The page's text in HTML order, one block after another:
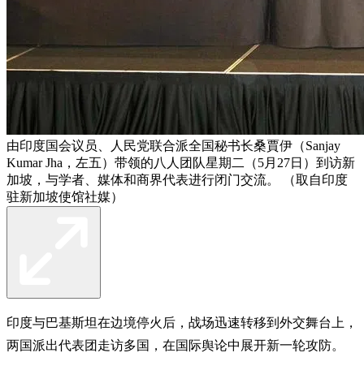
由印度国会议员、人民党联合派全国秘书长桑賈伊（Sanjay
Kumar Jha，左五）带领的八人团队星期二（5月27日）到访新
加坡，与学者、媒体和商界代表进行闭门交流。 （取自印度
驻新加坡使馆社媒）
印度与巴基斯坦在边境停火后，战场迅速转移到外交舞台上，
两国派出代表团走访多国，在国际舆论中展开新一轮攻防。